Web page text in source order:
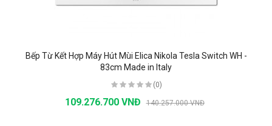
Bếp Từ Kết Hợp Máy Hút Mùi Elica Nikola Tesla Switch WH -
83cm Made in Italy
(0)
109.276.700 VNĐ 140.257.000 VNĐ